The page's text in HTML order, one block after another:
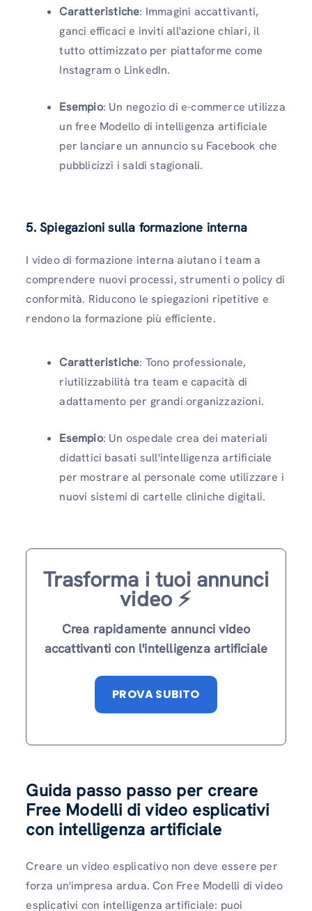
Caratteristiche: Immagini accattivanti,
ganci efficaci e inviti all'azione chiari, il
tutto ottimizzato per piattaforme come
Instagram o LinkedIn.
Esempio: Un negozio di e-commerce utilizza
un free Modello di intelligenza artificiale
per lanciare un annuncio su Facebook che
pubblicizzi i saldi stagionali.
5. Spiegazioni sulla formazione interna
I video di formazione interna aiutano i team a
comprendere nuovi processi, strumenti o policy di
conformità. Riducono le spiegazioni ripetitive e
rendono la formazione più efficiente.
Caratteristiche: Tono professionale,
riutilizzabilità tra team e capacità di
adattamento per grandi organizzazioni.
Esempio: Un ospedale crea dei materiali
didattici basati sull'intelligenza artificiale
per mostrare al personale come utilizzare i
nuovi sistemi di cartelle cliniche digitali.
Trasforma i tuoi annunci
video ⚡️
Crea rapidamente annunci video
accattivanti con l'intelligenza artificiale
PROVA SUBITO
Guida passo passo per creare
Free Modelli di video esplicativi
con intelligenza artificiale
Creare un video esplicativo non deve essere per
forza un'impresa ardua. Con Free Modelli di video
esplicativi con intelligenza artificiale: puoi